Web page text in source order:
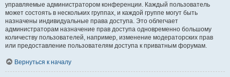
управляемые администратором конференции. Каждый пользователь
может состоять в нескольких группах, и каждой группе могут быть
назначены индивидуальные права доступа. Это облегчает
администраторам назначение прав доступа одновременно большому
количеству пользователей, например, изменение модераторских прав
или предоставление пользователям доступа к приватным форумам.
Вернуться к началу